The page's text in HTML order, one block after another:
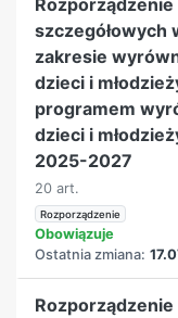
szczegółowych
zakresie
dzieci i
programem
dzieci i
2025-2027
20 art.
Rozporządzenie
Obowiązuje
Ostatnia zmiana: